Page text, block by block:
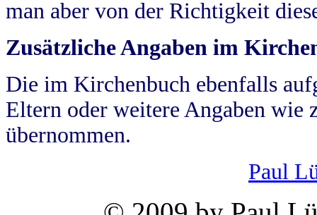
man aber von der Richtigkeit
Zusätzliche Angaben im
Die im Kirchenbuch ebenfalls
Eltern oder weitere Angaben wie
übernommen.
Paul